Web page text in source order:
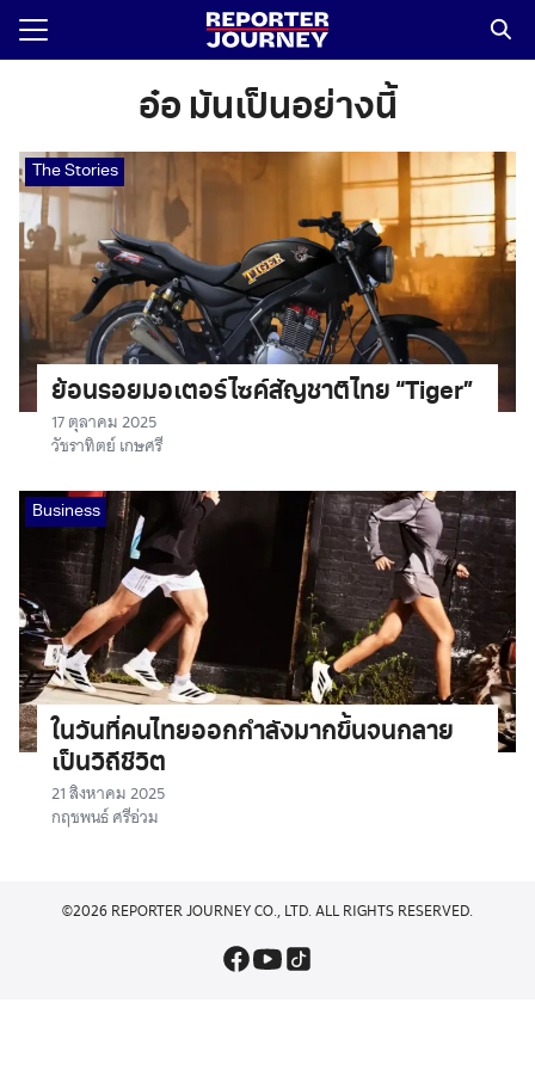
Skip
อ๋อ มันเป็นอย่างนี้
The Stories
ย้อนรอยมอเตอร์ไซค์สัญชาติไทย “Tiger”
17 ตุลาคม 2025
วัชราทิตย์ เกษศรี
Business
ในวันที่คนไทยออกกำลังมากขึ้นจนกลาย
เป็นวิถีชีวิต
21 สิงหาคม 2025
กฤชพนธ์ ศรีอ่วม
©2026 REPORTER JOURNEY CO., LTD. ALL RIGHTS RESERVED.